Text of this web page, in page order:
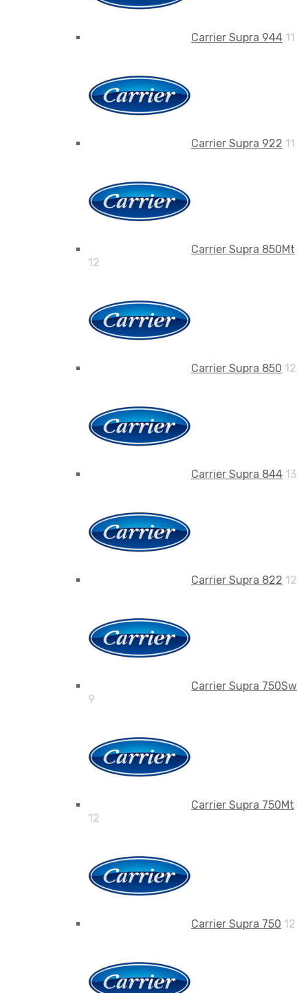
Carrier Supra 944 11
Carrier Supra 922 11
Carrier Supra 850Mt
12
Carrier Supra 850 12
Carrier Supra 844 13
Carrier Supra 822 12
Carrier Supra 750Sw
9
Carrier Supra 750Mt
12
Carrier Supra 750 12